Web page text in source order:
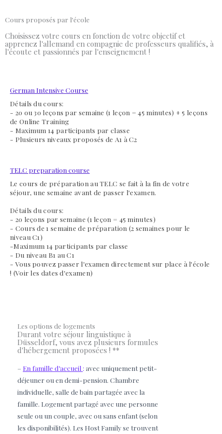
Cours proposés par l'école
Choisissez votre cours en fonction de votre objectif et
apprenez l'allemand en compagnie de professeurs qualifiés, à
l'écoute et passionnés par l'enseignement !
German Intensive Course
Détails du cours:
- 20 ou 30 leçons par semaine (1 leçon = 45 minutes) + 5 leçons
de Online Training
- Maximum 14 participants par classe
- Plusieurs niveaux proposés de A1 à C2
TELC preparation course
Le cours de préparation au TELC se fait à la fin de votre
séjour, une semaine avant de passer l'examen.
Détails du cours:
- 20 leçons par semaine(1 leçon = 45 minutes)
- Cours de 1 semaine de préparation (2 semaines pour le
niveau C1)
-Maximum 14 participants par classe
- Du niveau B1 au C1
- Vous pouvez passer l'examen directement sur place à l'école
! (Voir les dates d'examen)
Les options de logements
Durant votre séjour linguistique à
Düsseldorf, vous avez plusieurs formules
d'hébergement proposées ! **
– En famille d’accueil : avec uniquement petit-
déjeuner ou en demi-pension. Chambre
individuelle, salle de bain partagée avec la
famille. Logement partagé avec une personne
seule ou un couple, avec ou sans enfant (selon
les disponibilités). Les Host Family se trouvent